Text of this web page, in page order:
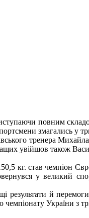
повним
змагались у
тренера
увійшов також
кг. став чемпіон
у великий
результати й
України з